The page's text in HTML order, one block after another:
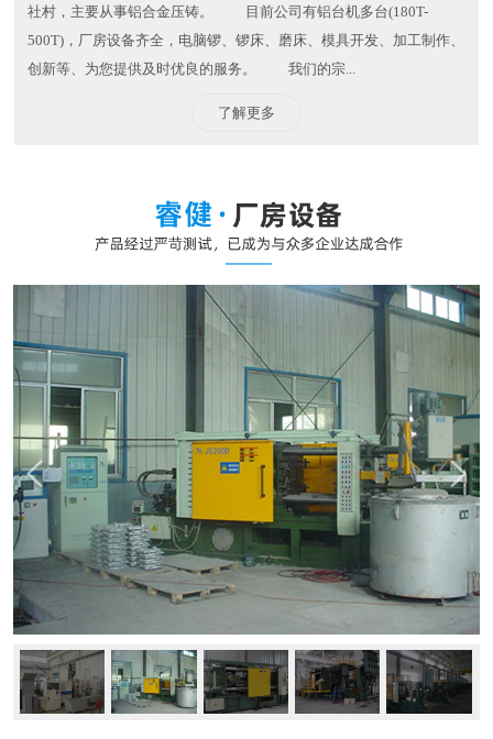
社村，主要从事铝合金压铸。 目前公司有铝台机多台(180T-
500T)，厂房设备齐全，电脑锣、锣床、磨床、模具开发、加工制作、
创新等、为您提供及时优良的服务。 我们的宗...
了解更多